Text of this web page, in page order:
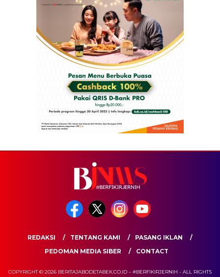
REDAKSI TENTANG KAMI
PASANG IKLAN
PEDOMAN MEDIA SIBER
CONTACT
COPYRIGHT © 2026 BERITAJABODETABEK.CO.ID – #BERFIKIRJERNIH - ALL RIGHTS